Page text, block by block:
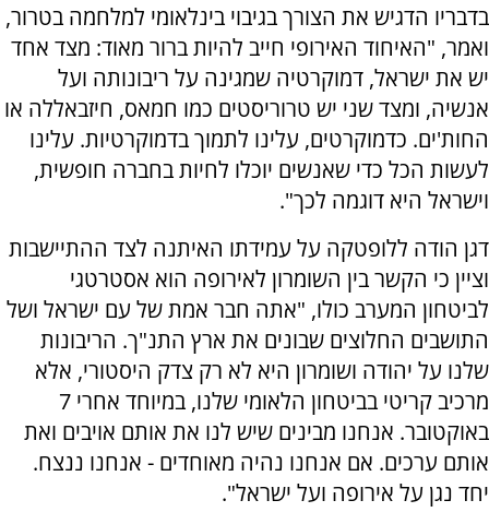
בדבריו הדגיש את הצורך בגיבוי בינלאומי למלחמה בטרור,
ואמר, "האיחוד האירופי חייב להיות ברור מאוד: מצד אחד
יש את ישראל, דמוקרטיה שמגינה על ריבונותה ועל
אנשיה, ומצד שני יש טרוריסטים כמו חמאס, חיזבאללה או
החות'ים. כדמוקרטים, עלינו לתמוך בדמוקרטיות. עלינו
לעשות הכל כדי שאנשים יוכלו לחיות בחברה חופשית,
וישראל היא דוגמה לכך".
דגן הודה ללופטקה על עמידתו האיתנה לצד ההתיישבות
וציין כי הקשר בין השומרון לאירופה הוא אסטרטגי
לביטחון המערב כולו, "אתה חבר אמת של עם ישראל ושל
התושבים החלוצים שבונים את ארץ התנ"ך. הריבונות
שלנו על יהודה ושומרון היא לא רק צדק היסטורי, אלא
מרכיב קריטי בביטחון הלאומי שלנו, במיוחד אחרי 7
באוקטובר. אנחנו מבינים שיש לנו את אותם אויבים ואת
אותם ערכים. אם אנחנו נהיה מאוחדים - אנחנו ננצח.
יחד נגן על אירופה ועל ישראל".